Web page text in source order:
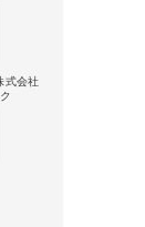
式会社